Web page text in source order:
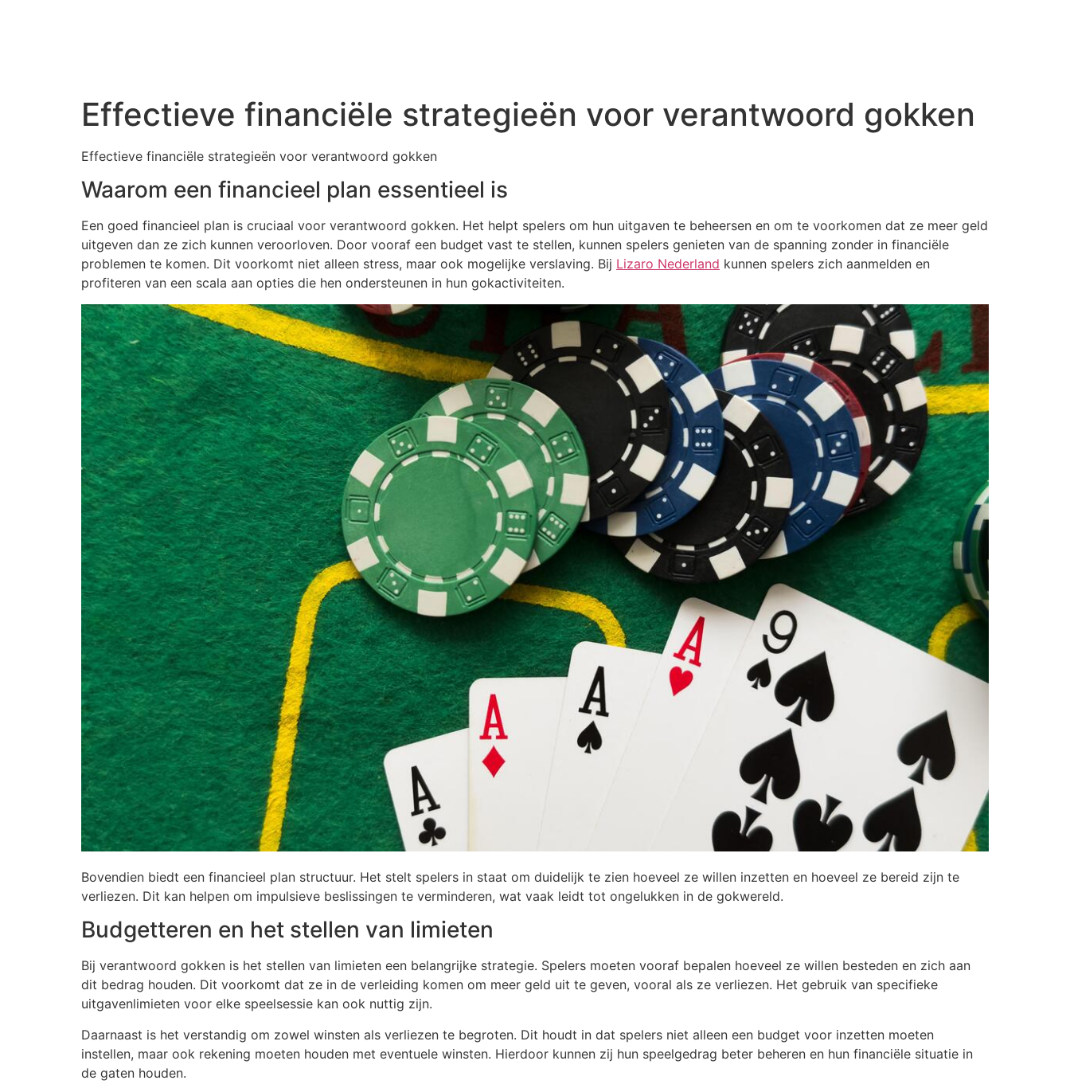
Effectieve financiële strategieën voor verantwoord gokken
Effectieve financiële strategieën voor verantwoord gokken
Waarom een financieel plan essentieel is
Een goed financieel plan is cruciaal voor verantwoord gokken. Het helpt spelers om hun uitgaven te beheersen en om te voorkomen dat ze meer geld
uitgeven dan ze zich kunnen veroorloven. Door vooraf een budget vast te stellen, kunnen spelers genieten van de spanning zonder in financiële
problemen te komen. Dit voorkomt niet alleen stress, maar ook mogelijke verslaving. Bij Lizaro Nederland kunnen spelers zich aanmelden en
profiteren van een scala aan opties die hen ondersteunen in hun gokactiviteiten.
Bovendien biedt een financieel plan structuur. Het stelt spelers in staat om duidelijk te zien hoeveel ze willen inzetten en hoeveel ze bereid zijn te
verliezen. Dit kan helpen om impulsieve beslissingen te verminderen, wat vaak leidt tot ongelukken in de gokwereld.
Budgetteren en het stellen van limieten
Bij verantwoord gokken is het stellen van limieten een belangrijke strategie. Spelers moeten vooraf bepalen hoeveel ze willen besteden en zich aan
dit bedrag houden. Dit voorkomt dat ze in de verleiding komen om meer geld uit te geven, vooral als ze verliezen. Het gebruik van specifieke
uitgavenlimieten voor elke speelsessie kan ook nuttig zijn.
Daarnaast is het verstandig om zowel winsten als verliezen te begroten. Dit houdt in dat spelers niet alleen een budget voor inzetten moeten
instellen, maar ook rekening moeten houden met eventuele winsten. Hierdoor kunnen zij hun speelgedrag beter beheren en hun financiële situatie in
de gaten houden.